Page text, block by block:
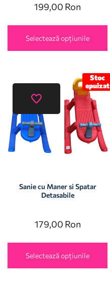
199,00 Ron
Selectează opțiunile
Stoc
epuizat
Sanie cu Maner si Spatar
Detasabile
179,00 Ron
Selectează opțiunile